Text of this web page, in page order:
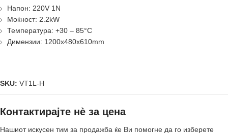
Напон: 220V 1N
Моќност: 2.2kW
Температура: +30 – 85°C
Димензии: 1200x480x610mm
SKU: VT1L-H
Контактирајте нè за цена
Нашиот искусен тим за продажба ќе Ви помогне да го изберете